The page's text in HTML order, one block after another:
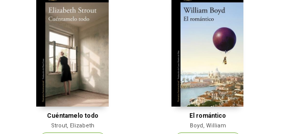
Cuéntamelo todo
Strout, Elizabeth
El romántico
Boyd, William